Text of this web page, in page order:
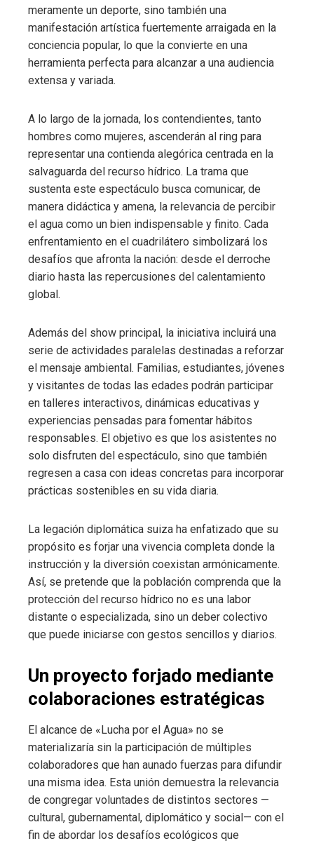
meramente un deporte, sino también una
manifestación artística fuertemente arraigada en la
conciencia popular, lo que la convierte en una
herramienta perfecta para alcanzar a una audiencia
extensa y variada.
A lo largo de la jornada, los contendientes, tanto
hombres como mujeres, ascenderán al ring para
representar una contienda alegórica centrada en la
salvaguarda del recurso hídrico. La trama que
sustenta este espectáculo busca comunicar, de
manera didáctica y amena, la relevancia de percibir
el agua como un bien indispensable y finito. Cada
enfrentamiento en el cuadrilátero simbolizará los
desafíos que afronta la nación: desde el derroche
diario hasta las repercusiones del calentamiento
global.
Además del show principal, la iniciativa incluirá una
serie de actividades paralelas destinadas a reforzar
el mensaje ambiental. Familias, estudiantes, jóvenes
y visitantes de todas las edades podrán participar
en talleres interactivos, dinámicas educativas y
experiencias pensadas para fomentar hábitos
responsables. El objetivo es que los asistentes no
solo disfruten del espectáculo, sino que también
regresen a casa con ideas concretas para incorporar
prácticas sostenibles en su vida diaria.
La legación diplomática suiza ha enfatizado que su
propósito es forjar una vivencia completa donde la
instrucción y la diversión coexistan armónicamente.
Así, se pretende que la población comprenda que la
protección del recurso hídrico no es una labor
distante o especializada, sino un deber colectivo
que puede iniciarse con gestos sencillos y diarios.
Un proyecto forjado mediante
colaboraciones estratégicas
El alcance de «Lucha por el Agua» no se
materializaría sin la participación de múltiples
colaboradores que han aunado fuerzas para difundir
una misma idea. Esta unión demuestra la relevancia
de congregar voluntades de distintos sectores —
cultural, gubernamental, diplomático y social— con el
fin de abordar los desafíos ecológicos que